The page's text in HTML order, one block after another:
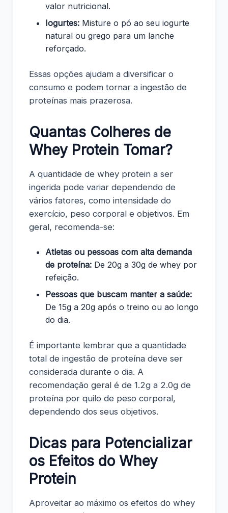
valor nutricional.
Iogurtes: Misture o pó ao seu iogurte
natural ou grego para um lanche
reforçado.
Essas opções ajudam a diversificar o
consumo e podem tornar a ingestão de
proteínas mais prazerosa.
Quantas Colheres de
Whey Protein Tomar?
A quantidade de whey protein a ser
ingerida pode variar dependendo de
vários fatores, como intensidade do
exercício, peso corporal e objetivos. Em
geral, recomenda-se:
Atletas ou pessoas com alta demanda
de proteína: De 20g a 30g de whey por
refeição.
Pessoas que buscam manter a saúde:
De 15g a 20g após o treino ou ao longo
do dia.
É importante lembrar que a quantidade
total de ingestão de proteína deve ser
considerada durante o dia. A
recomendação geral é de 1.2g a 2.0g de
proteína por quilo de peso corporal,
dependendo dos seus objetivos.
Dicas para Potencializar
os Efeitos do Whey
Protein
Aproveitar ao máximo os efeitos do whey